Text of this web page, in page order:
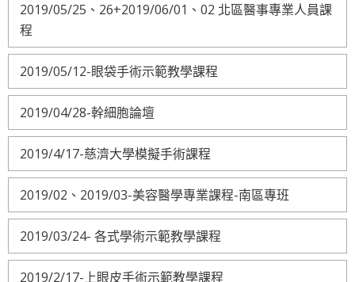
2019/05/25、26+2019/06/01、02 北區醫事專業人員課
程
2019/05/12-眼袋手術示範教學課程
2019/04/28-幹細胞論壇
2019/4/17-慈濟大學模擬手術課程
2019/02、2019/03-美容醫學專業課程-南區專班
2019/03/24- 各式學術示範教學課程
2019/2/17-上眼皮手術示範教學課程